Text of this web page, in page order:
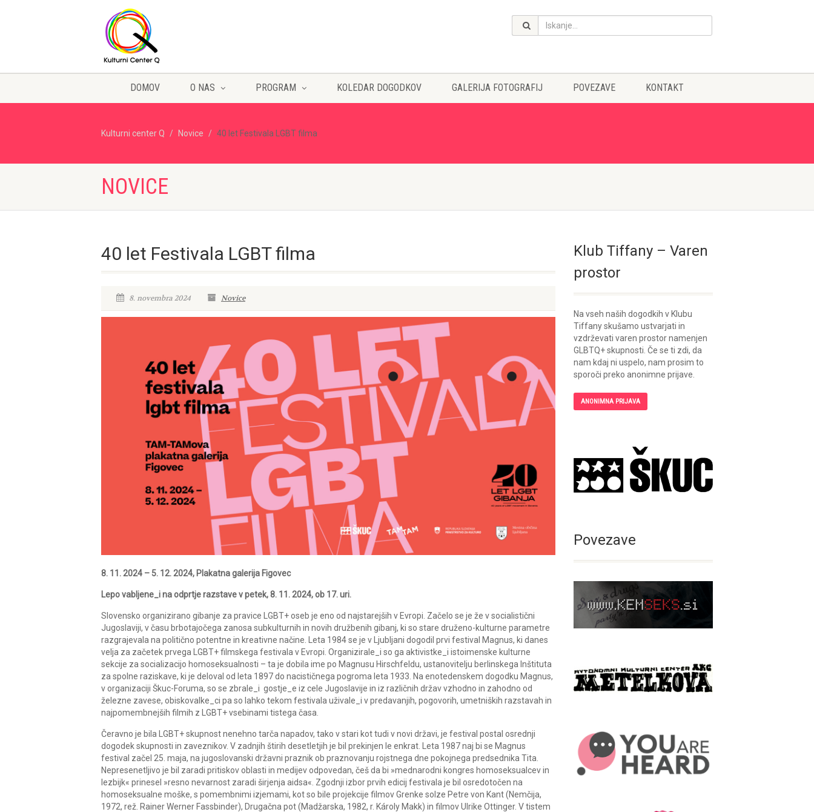
DOMOV O NAS PROGRAM KOLEDAR DOGODKOV GALERIJA FOTOGRAFIJ POVEZAVE KONTAKT
Kulturni center Q Novice 40 let Festivala LGBT filma
NOVICE
40 let Festivala LGBT filma
8. novembra 2024 Novice
8. 11. 2024 – 5. 12. 2024, Plakatna galerija Figovec
Lepo vabljene_i na odprtje razstave v petek, 8. 11. 2024, ob 17. uri.
Slovensko organizirano gibanje za pravice LGBT+ oseb je eno od najstarejših v Evropi. Začelo se je že v socialistični
Jugoslaviji, v času brbotajočega zanosa subkulturnih in novih družbenih gibanj, ki so stare druženo-kulturne parametre
razgrajevala na politično potentne in kreativne načine. Leta 1984 se je v Ljubljani dogodil prvi festival Magnus, ki danes
velja za začetek prvega LGBT+ filmskega festivala v Evropi. Organizirale_i so ga aktivistke_i istoimenske kulturne
sekcije za socializacijo homoseksualnosti – ta je dobila ime po Magnusu Hirschfeldu, ustanovitelju berlinskega Inštituta
za spolne raziskave, ki je deloval od leta 1897 do nacističnega pogroma leta 1933. Na enotedenskem dogodku Magnus,
v organizaciji Škuc-Foruma, so se zbrale_i gostje_e iz cele Jugoslavije in iz različnih držav vzhodno in zahodno od
železne zavese, obiskovalke_ci pa so lahko tekom festivala uživale_i v predavanjih, pogovorih, umetniških razstavah in
najpomembnejših filmih z LGBT+ vsebinami tistega časa.
Čeravno je bila LGBT+ skupnost nenehno tarča napadov, tako v stari kot tudi v novi državi, je festival postal osrednji
dogodek skupnosti in zaveznikov. V zadnjih štirih desetletjih je bil prekinjen le enkrat. Leta 1987 naj bi se Magnus
festival začel 25. maja, na jugoslovanski državni praznik ob praznovanju rojstnega dne pokojnega predsednika Tita.
Nepresenetljivo je bil zaradi pritiskov oblasti in medijev odpovedan, češ da bi »mednarodni kongres homoseksualcev in
lezbijk« prinesel »resno nevarnost zaradi širjenja aidsa«. Zgodnji izbor prvih edicij festivala je bil osredotočen na
homoseksualne moške, s pomembnimi izjemami, kot so bile projekcije filmov Grenke solze Petre von Kant (Nemčija,
1972, rež. Rainer Werner Fassbinder), Drugačna pot (Madžarska, 1982, r. Károly Makk) in filmov Ulrike Ottinger. V tistem
Klub Tiffany – Varen
prostor
Na vseh naših dogodkih v Klubu
Tiffany skušamo ustvarjati in
vzdrževati varen prostor namenjen
GLBTQ+ skupnosti. Če se ti zdi, da
nam kdaj ni uspelo, nam prosim to
sporoči preko anonimne prijave.
ANONIMNA PRIJAVA
Povezave